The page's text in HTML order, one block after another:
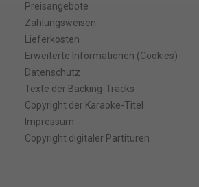
Preisangebote
Zahlungsweisen
Lieferkosten
Erweiterte Informationen (Cookies)
Datenschutz
Texte der Backing-Tracks
Copyright der Karaoke-Titel
Impressum
Copyright digitaler Partituren